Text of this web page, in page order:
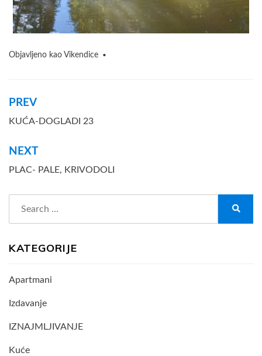
Objavljeno kao Vikendice
Navigacija
članaka
PREV
KUĆA-DOGLADI 23
NEXT
PLAC- PALE, KRIVODOLI
KATEGORIJE
Apartmani
Izdavanje
IZNAJMLJIVANJE
Kuće